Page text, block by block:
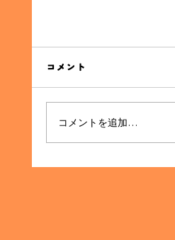
同窓会の集金代行サ
する際に直面する最
ています。本記事で
のように同窓会の企
コメント
コメントを追加…